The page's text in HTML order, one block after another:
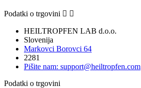
Podatki o trgovini  
HEILTROPFEN LAB d.o.o.
Slovenija
Markovci Borovci 64
2281
Pišite nam: support@heiltropfen.com
Podatki o trgovini